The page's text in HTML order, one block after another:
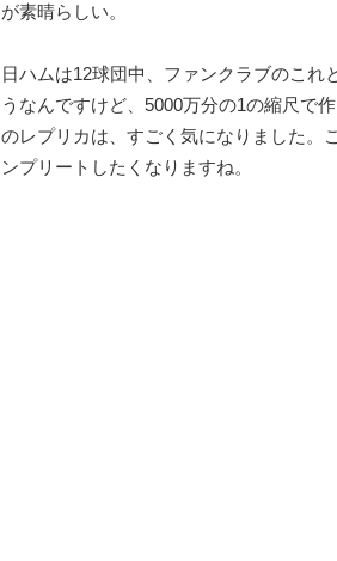
が素晴らしい。
日ハムは12球団中、ファンクラブのこれ
うなんですけど、5000万分の1の縮尺で
のレプリカは、すごく気になりました。
ンプリートしたくなりますね。